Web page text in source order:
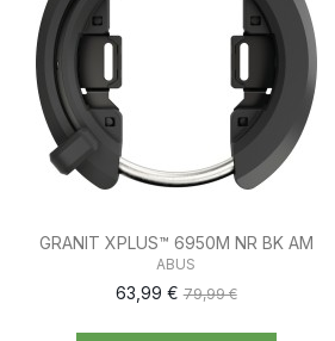
GRANIT XPLUS™ 6950M NR BK AM
ABUS
63,99 €79,99 €